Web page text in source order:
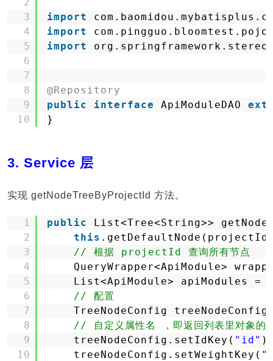
3
4
5
6
7
8
9
10
import
import
import
@Repository
public
interface ApiModuleDAO
}
3. Service 层
实现 getNodeTreeByProjectId 方法。
1
2
3
4
5
6
7
8
9
10
public
List<Tree<String>>
this
// 根据 projectId 查询所有节点
QueryWrapper<ApiModule>
List<ApiModule> apiModules =
// 配置
TreeNodeConfig
// 自定义属性名 ，即返回列表里对象的
treeNodeConfig.setIdKey( "id"
treeNodeConfig.setWeightKey(